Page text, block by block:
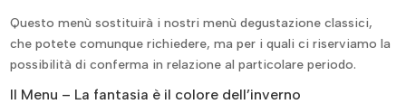
Questo menù sostituirà i nostri menù degustazione classici,
che potete comunque richiedere, ma per i quali ci riserviamo la
possibilità di conferma in relazione al particolare periodo.
Il Menu – La fantasia è il colore dell’inverno